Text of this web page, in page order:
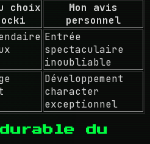
choix
Mon avis
personnel
Entrée
spectaculaire
inoubliable
Développement
character
exceptionnel
du